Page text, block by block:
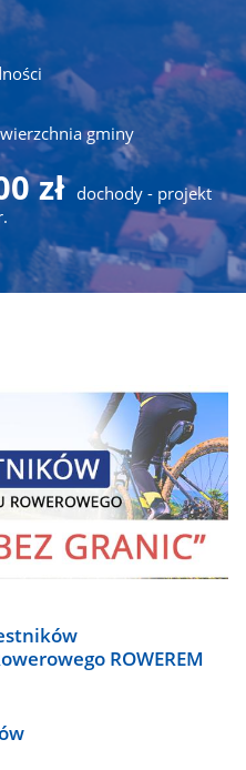
gminy
zł dochody - projekt
ROWEREM